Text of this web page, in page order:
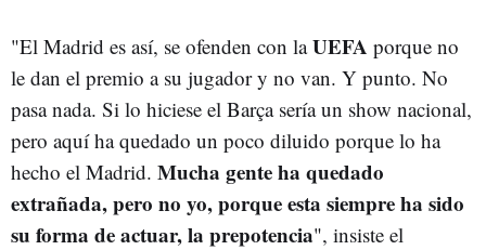
"El Madrid es así, se ofenden con laUEFA porque no
le dan el premio a su jugador y no van. Y punto. No
pasa nada. Si lo hiciese el Barça sería un show nacional,
pero aquí ha quedado un poco diluido porque lo ha
hecho el Madrid. Mucha gente ha quedado
extrañada, pero no yo, porque esta siempre ha sido
su forma de actuar, la prepotencia", insiste el